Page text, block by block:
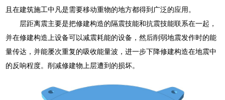
且在建筑施工中凡是需要移动重物的地方都得到广泛的应用。
层距离震主要是把修建构造的隔震技能和抗震技能联系在一起，
并在修建构造上设备可以减震耗能的设备，然后削弱地震发作时的能
量传达，并能屡次重复的吸收能量波，进一步下降修建构造在地震中
的反响程度。削减修建物上层遭到的损坏。